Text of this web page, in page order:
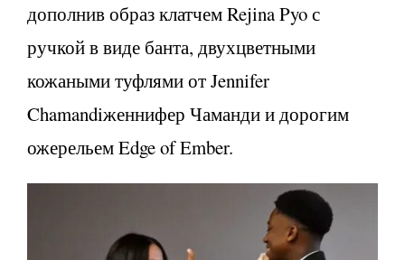
дополнив образ клатчем Rejina Pyo с
ручкой в виде банта, двухцветными
кожаными туфлями от Jennifer
Chamandiженнифер Чаманди и дорогим
ожерельем Edge of Ember.